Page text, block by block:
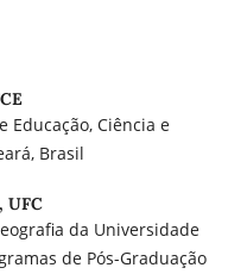
Educação, Ciência e
Brasil
UFC
da Universidade
de Pós-Graduação